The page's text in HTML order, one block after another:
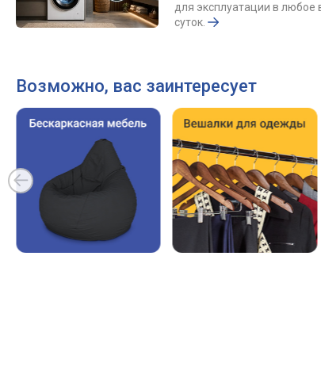
для эксплуатации в любое
суток.
Возможно, вас заинтересует